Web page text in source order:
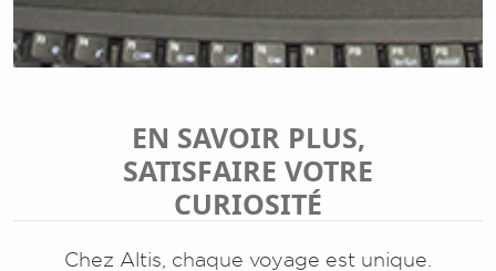
EN SAVOIR PLUS,
SATISFAIRE VOTRE
CURIOSITÉ
Chez Altis, chaque voyage est unique.